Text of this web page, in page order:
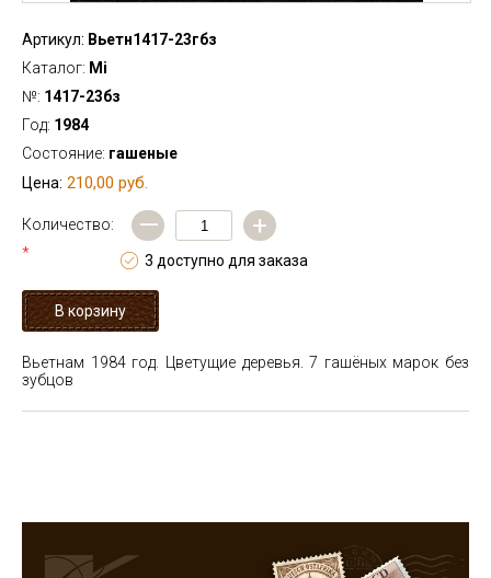
Артикул: Вьетн1417-23гбз
Каталог: Mi
№: 1417-23бз
Год: 1984
Состояние: гашеные
Цена: 210,00 руб.
Количество:
*
— +
3 доступно для заказа
Вьетнам 1984 год. Цветущие деревья. 7 гашёных марок без
зубцов